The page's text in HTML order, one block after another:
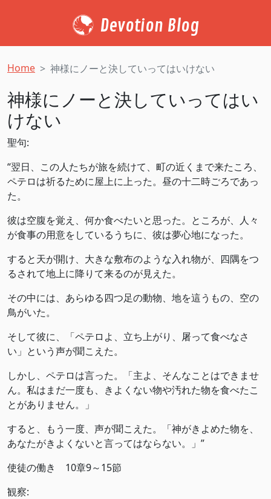
Devotion Blog
Home 神様にノーと決していってはいけない
神様にノーと決していってはい
けない
聖句:
“翌日、この人たちが旅を続けて、町の近くまで来たころ、
ペテロは祈るために屋上に上った。昼の十二時ごろであっ
た。
彼は空腹を覚え、何か食べたいと思った。ところが、人々
が食事の用意をしているうちに、彼は夢心地になった。
すると天が開け、大きな敷布のような入れ物が、四隅をつ
るされて地上に降りて来るのが見えた。
その中には、あらゆる四つ足の動物、地を這うもの、空の
鳥がいた。
そして彼に、「ペテロよ、立ち上がり、屠って食べなさ
い」という声が聞こえた。
しかし、ペテロは言った。「主よ、そんなことはできませ
ん。私はまだ一度も、きよくない物や汚れた物を食べたこ
とがありません。」
すると、もう一度、声が聞こえた。「神がきよめた物を、
あなたがきよくないと言ってはならない。」”
使徒の働き 10章9～15節
観察: